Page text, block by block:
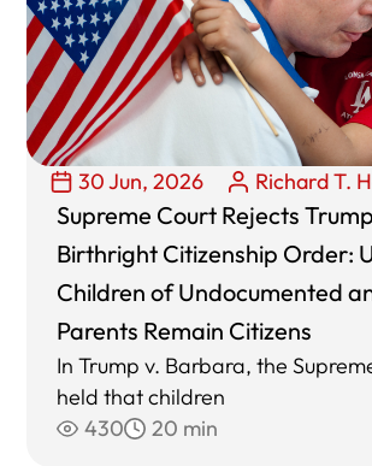
30 Jun, 2026 Richard T.
Supreme Court Rejects
Birthright Citizenship Order:
Children of Undocumented
Parents Remain Citizens
In Trump v. Barbara, the
held that children
430
20 min